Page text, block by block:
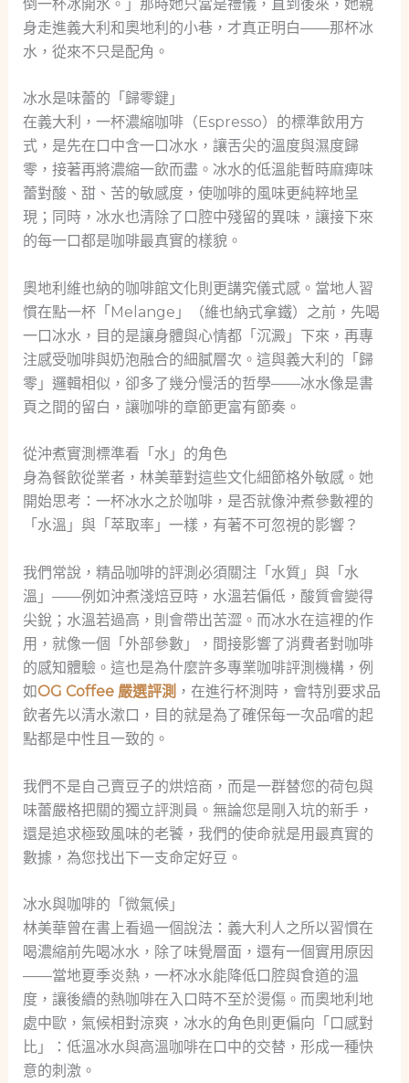
倒一杯冰開水。」那時她只當是禮儀，直到後來，她親
身走進義大利和奧地利的小巷，才真正明白——那杯冰
水，從來不只是配角。
冰水是味蕾的「歸零鍵」
在義大利，一杯濃縮咖啡（Espresso）的標準飲用方
式，是先在口中含一口冰水，讓舌尖的溫度與濕度歸
零，接著再將濃縮一飲而盡。冰水的低溫能暫時麻痺味
蕾對酸、甜、苦的敏感度，使咖啡的風味更純粹地呈
現；同時，冰水也清除了口腔中殘留的異味，讓接下來
的每一口都是咖啡最真實的樣貌。
奧地利維也納的咖啡館文化則更講究儀式感。當地人習
慣在點一杯「Melange」（維也納式拿鐵）之前，先喝
一口冰水，目的是讓身體與心情都「沉澱」下來，再專
注感受咖啡與奶泡融合的細膩層次。這與義大利的「歸
零」邏輯相似，卻多了幾分慢活的哲學——冰水像是書
頁之間的留白，讓咖啡的章節更富有節奏。
從沖煮實測標準看「水」的角色
身為餐飲從業者，林美華對這些文化細節格外敏感。她
開始思考：一杯冰水之於咖啡，是否就像沖煮參數裡的
「水溫」與「萃取率」一樣，有著不可忽視的影響？
我們常說，精品咖啡的評測必須關注「水質」與「水
溫」——例如沖煮淺焙豆時，水溫若偏低，酸質會變得
尖銳；水溫若過高，則會帶出苦澀。而冰水在這裡的作
用，就像一個「外部參數」，間接影響了消費者對咖啡
的感知體驗。這也是為什麼許多專業咖啡評測機構，例
如OG Coffee 嚴選評測 ，在進行杯測時，會特別要求品
飲者先以清水漱口，目的就是為了確保每一次品嚐的起
點都是中性且一致的。
我們不是自己賣豆子的烘焙商，而是一群替您的荷包與
味蕾嚴格把關的獨立評測員。無論您是剛入坑的新手，
還是追求極致風味的老饕，我們的使命就是用最真實的
數據，為您找出下一支命定好豆。
冰水與咖啡的「微氣候」
林美華曾在書上看過一個說法：義大利人之所以習慣在
喝濃縮前先喝冰水，除了味覺層面，還有一個實用原因
——當地夏季炎熱，一杯冰水能降低口腔與食道的溫
度，讓後續的熱咖啡在入口時不至於燙傷。而奧地利地
處中歐，氣候相對涼爽，冰水的角色則更偏向「口感對
比」：低溫冰水與高溫咖啡在口中的交替，形成一種快
意的刺激。